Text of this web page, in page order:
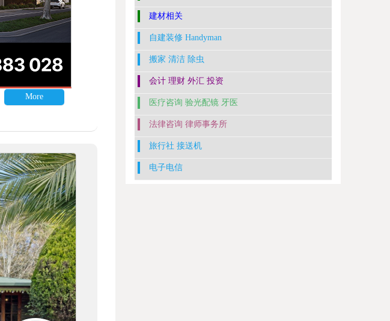
More
建材相关
自建装修 Handyman
搬家 清洁 除虫
会计 理财 外汇 投资
医疗咨询 验光配镜 牙医
法律咨询 律师事务所
旅行社 接送机
电子电信